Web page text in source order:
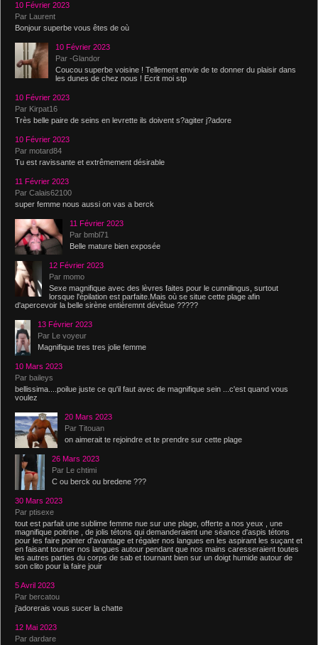
10 Février 2023
Par Laurent
Bonjour superbe vous êtes de où
10 Février 2023
Par -Glandor
Coucou superbe voisine ! Tellement envie de te donner du plaisir dans
les dunes de chez nous ! Ecrit moi stp
10 Février 2023
Par Kirpat16
Très belle paire de seins en levrette ils doivent s?agiter j?adore
10 Février 2023
Par motard84
Tu est ravissante et extrêmement désirable
11 Février 2023
Par Calais62100
super femme nous aussi on vas a berck
11 Février 2023
Par bmbl71
Belle mature bien exposée
12 Février 2023
Par momo
Sexe magnifique avec des lèvres faites pour le cunnilingus, surtout
lorsque l'épilation est parfaite.Mais où se situe cette plage afin
d'apercevoir la belle sirène entièremnt dévêtue ?????
13 Février 2023
Par Le voyeur
Magnifique tres tres jolie femme
10 Mars 2023
Par baileys
bellissima....poilue juste ce qu'il faut avec de magnifique sein ...c'est quand vous
voulez
20 Mars 2023
Par Titouan
on aimerait te rejoindre et te prendre sur cette plage
26 Mars 2023
Par Le chtimi
C ou berck ou bredene ???
30 Mars 2023
Par ptisexe
tout est parfait une sublime femme nue sur une plage, offerte a nos yeux , une
magnifique poitrine , de jolis tétons qui demanderaient une séance d'aspis tétons
pour les faire pointer d'avantage et régaler nos langues en les aspirant les suçant et
en faisant tourner nos langues autour pendant que nos mains caresseraient toutes
les autres parties du corps de sab et tournant bien sur un doigt humide autour de
son clito pour la faire jouir
5 Avril 2023
Par bercatou
j'adorerais vous sucer la chatte
12 Mai 2023
Par dardare